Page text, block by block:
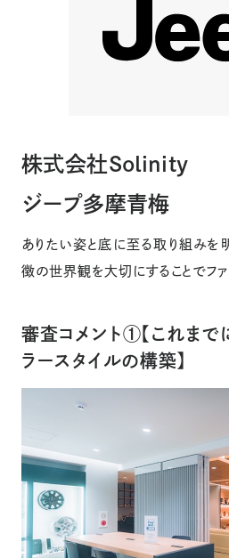
株式会社Solinity
ジープ多摩青梅
ありたい姿と底に至る取り組みを
徴の世界観を大切にすることでファ
審査コメント①【これまで
ラースタイルの構築】